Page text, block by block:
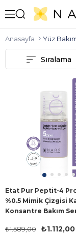
Anasayfa Yüz
Sıralama
Etat Pur Peptit-4
%0.5 Mimik Çizgisi
Konsantre Bakım
₺1.112,00
₺1.589,00